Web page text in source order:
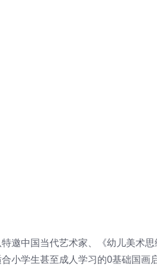
邀中国当代艺术家、《幼儿美
小学生甚至成人学习的0基础国画